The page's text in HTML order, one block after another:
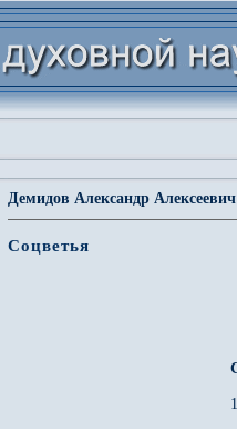
Демидов Александр
Соцветья
1